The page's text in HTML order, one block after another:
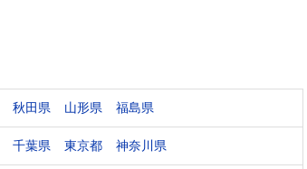
秋田県 山形県 福島県
千葉県 東京都 神奈川県